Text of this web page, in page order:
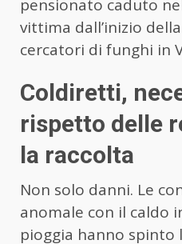
pensionato caduto
vittima dall’inizio
cercatori di funghi in
Coldiretti,
rispetto delle
la raccolta
Non solo danni. Le
anomale con il caldo
pioggia hanno spinto